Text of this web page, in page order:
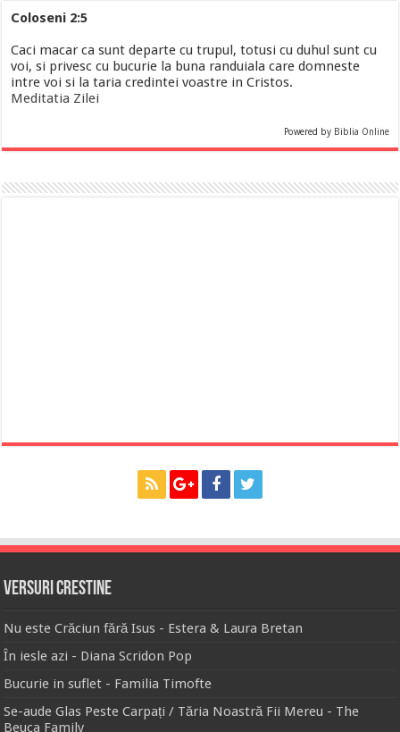
Coloseni 2:5
Caci macar ca sunt departe cu trupul, totusi cu duhul sunt cu
voi, si privesc cu bucurie la buna randuiala care domneste
intre voi si la taria credintei voastre in Cristos.
Meditatia Zilei
Powered by Biblia Online
Versuri Crestine
Nu este Crăciun fără Isus - Estera & Laura Bretan
În iesle azi - Diana Scridon Pop
Bucurie in suflet - Familia Timofte
Se-aude Glas Peste Carpați / Tăria Noastră Fii Mereu - The
Beuca Family